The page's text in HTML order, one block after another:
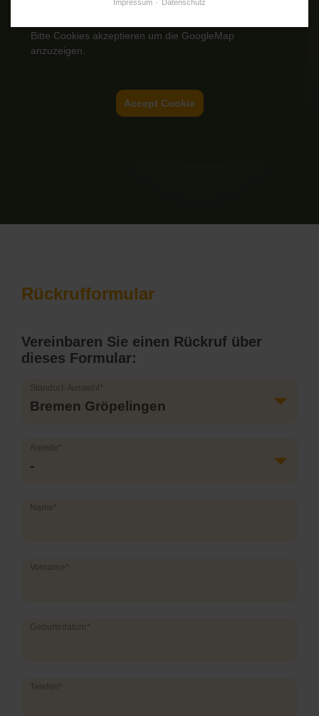
Bitte Cookies akzeptieren um die GoogleMap
anzuzeigen.
Accept Cookie
Rückrufformular
Vereinbaren Sie einen Rückruf über
dieses Formular:
Pflichtfeld
Standort-Auswahl *
Pflichtfeld
Anrede *
Pflichtfeld
Name *
Pflichtfeld
Vorname *
Pflichtfeld
Geburtsdatum *
Pflichtfeld
Telefon *
Impressum Datenschutz